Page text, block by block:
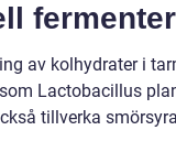
av kolhydrater i
Lactobacillus
tillverka